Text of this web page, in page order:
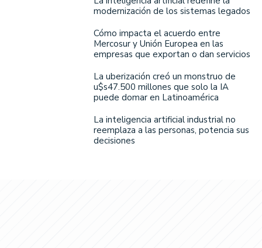
modernización de los sistemas legados
Cómo impacta el acuerdo entre
Mercosur y Unión Europea en las
empresas que exportan o dan servicios
La uberización creó un monstruo de
u$s47.500 millones que solo la IA
puede domar en Latinoamérica
La inteligencia artificial industrial no
reemplaza a las personas, potencia sus
decisiones